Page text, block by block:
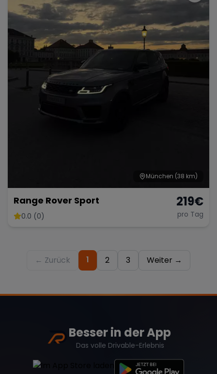
München (38 km)
Range Rover Sport
0.0 (0)
219€
pro Tag
← Zurück 1 2 3 Weiter →
Besser in der App
Das volle Drivable-Erlebnis